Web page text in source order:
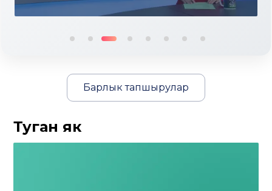
Барлык тапшырулар
Туган як